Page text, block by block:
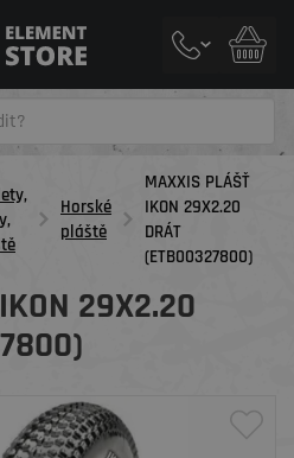
Horské
pláště
MAXXIS PLÁŠŤ
IKON 29X2.20
DRÁT
(ETB00327800)
29X2.20